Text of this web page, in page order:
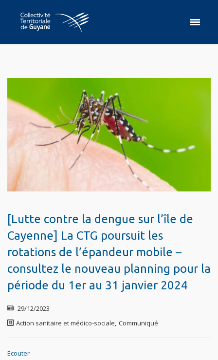
[Lutte contre la dengue sur l’île de
Cayenne] La CTG poursuit les
rotations de l’épandeur mobile –
consultez le nouveau planning pour la
période du 1er au 31 janvier 2024
29/12/2023
Action sanitaire et médico-sociale, Communiqué
Ecouter